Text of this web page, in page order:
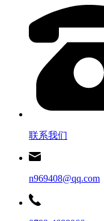
联系我们
n969408@qq.com